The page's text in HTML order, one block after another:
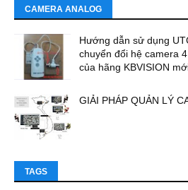
CAMERA ANALOG
Hướng dẫn sử dụng
chuyển đổi hệ camera
của hãng KBVISION
GIẢI PHÁP QUẢN LÝ
TAGS